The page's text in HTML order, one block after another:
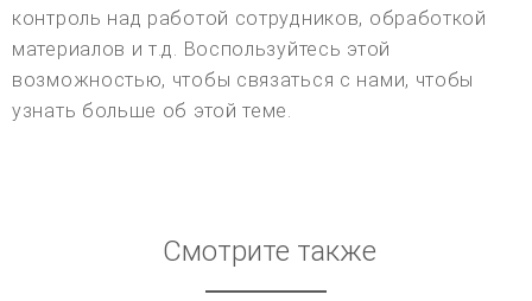
контроль над работой сотрудников, обработкой
материалов и т.д. Воспользуйтесь этой
возможностью, чтобы связаться с нами, чтобы
узнать больше об этой теме.
Смотрите также